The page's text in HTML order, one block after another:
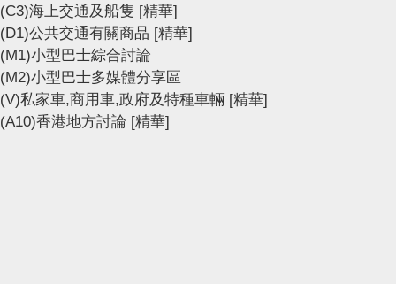
(C3)海上交通及船隻 [精華]
(D1)公共交通有關商品 [精華]
(M1)小型巴士綜合討論
(M2)小型巴士多媒體分享區
(V)私家車,商用車,政府及特種車輛 [精華]
(A10)香港地方討論 [精華]